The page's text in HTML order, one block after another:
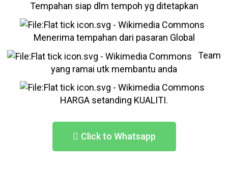
Tempahan siap dlm tempoh yg ditetapkan
Menerima tempahan dari pasaran Global
Team
yang ramai utk membantu anda
HARGA setanding KUALITI.
Click to Whatsapp